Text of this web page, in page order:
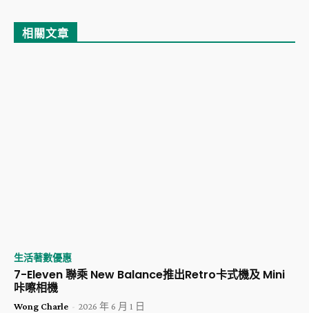
相關文章
生活著數優惠
7-Eleven 聯乘 New Balance推出Retro卡式機及 Mini
咔嚓相機
Wong Charle - 2026 年 6 月 1 日